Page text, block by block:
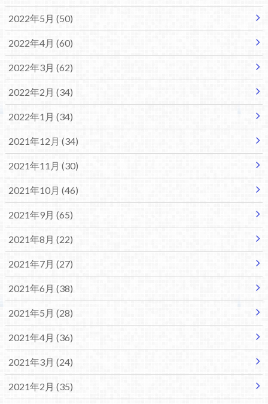
2022年5月 (50)
2022年4月 (60)
2022年3月 (62)
2022年2月 (34)
2022年1月 (34)
2021年12月 (34)
2021年11月 (30)
2021年10月 (46)
2021年9月 (65)
2021年8月 (22)
2021年7月 (27)
2021年6月 (38)
2021年5月 (28)
2021年4月 (36)
2021年3月 (24)
2021年2月 (35)